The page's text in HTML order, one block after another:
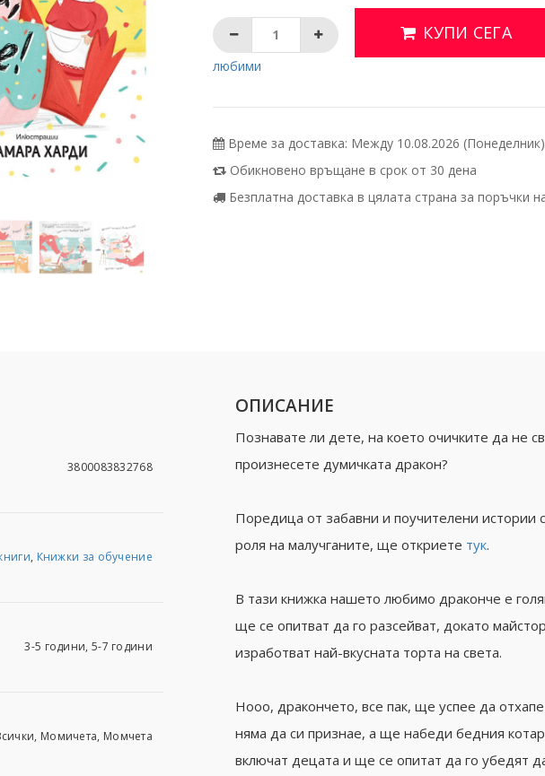
КУПИ СЕГА
любими
Време за доставка: Между 10.08.2026
Обикновено връщане в срок от 30 дена
Безплатна доставка в цялата страна за поръчки
3800083832768
, Книжки за обучение
3-5 години, 5-7 години
Момичета, Момчета
ОПИСАНИЕ
Познавате ли дете, на което очичките да не
произнесете думичката дракон?
Поредица от забавни и поучителени истории
роля на малучганите, ще откриете тук.
В тази книжка нашето любимо драконче е
ще се опитват да го разсейват, докато
изработват най-вкусната торта на света.
Нооо, дракончето, все пак, ще успее да
няма да си признае, а ще набеди бедния
включат децата и ще се опитат да го убедят